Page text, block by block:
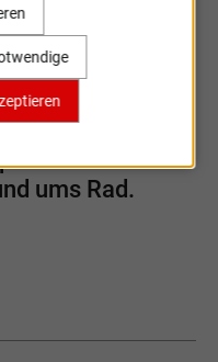
Ersatzteile
Marken,
Online
ums Rad.